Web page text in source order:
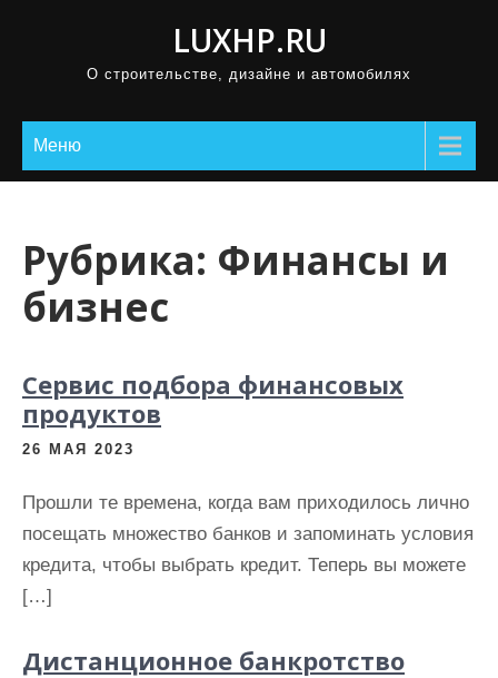
LUXHP.RU
О строительстве, дизайне и автомобилях
Меню
Рубрика: Финансы и
бизнес
Сервис подбора финансовых
продуктов
26 МАЯ 2023
Прошли те времена, когда вам приходилось лично
посещать множество банков и запоминать условия
кредита, чтобы выбрать кредит. Теперь вы можете
[…]
Дистанционное банкротство